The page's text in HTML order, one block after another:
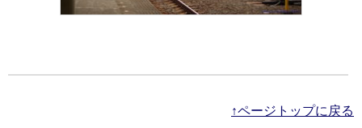
↑ページトップに戻る